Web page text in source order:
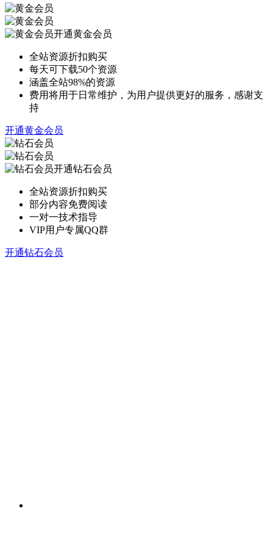
开通黄金会员
全站资源折扣购买
每天可下载50个资源
涵盖全站98%的资源
费用将用于日常维护，为用户提供更好的服务，感谢支
持
开通黄金会员
开通钻石会员
全站资源折扣购买
部分内容免费阅读
一对一技术指导
VIP用户专属QQ群
开通钻石会员